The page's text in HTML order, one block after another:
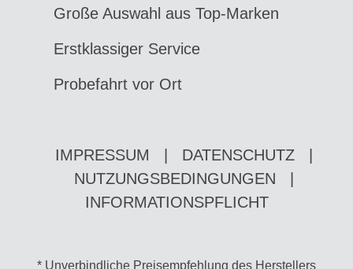
Große Auswahl aus Top-Marken
Erstklassiger Service
Probefahrt vor Ort
IMPRESSUM DATENSCHUTZ
NUTZUNGSBEDINGUNGEN
INFORMATIONSPFLICHT
* Unverbindliche Preisempfehlung des Herstellers